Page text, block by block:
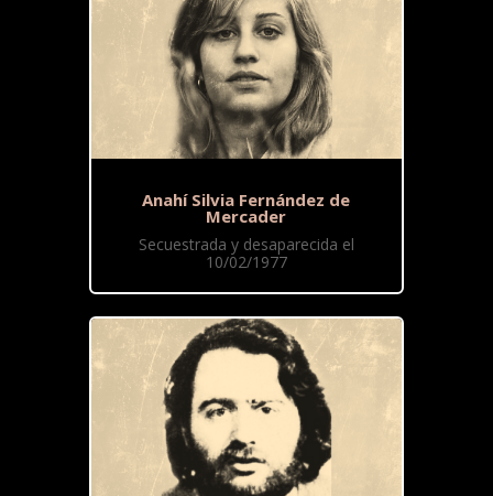
Anahí Silvia Fernández de
Mercader
Secuestrada y desaparecida el
10/02/1977